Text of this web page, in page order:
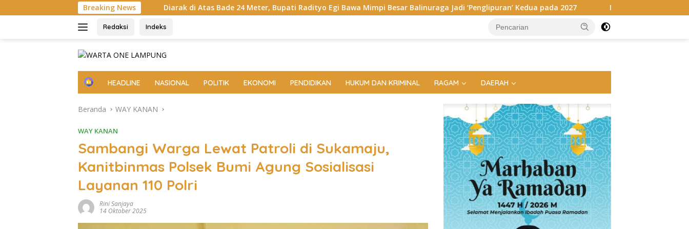
ke
Breaking News
Diarak di Atas Bade 24 Meter, Bupati Radityo Egi Bawa Mimpi Besar Balinuraga Jadi ‘Penglipuran’ Kedua pada 2027 Megahnya Ngaben Massal Balinuraga, Tradisi
Redaksi Indeks
H
e
HEADLINE NASIONAL POLITIK EKONOMI PENDIDIKAN HUKUM DAN KRIMINAL RAGAM DAERAH
Beranda WAY KANAN
WAY KANAN
Sambangi Warga Lewat Patroli di Sukamaju,
Kanitbinmas Polsek Bumi Agung Sosialisasi
Layanan 110 Polri
Rini Sanjaya
14 Oktober 2025